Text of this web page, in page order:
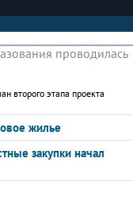
проводилась
жилье
закупки начал